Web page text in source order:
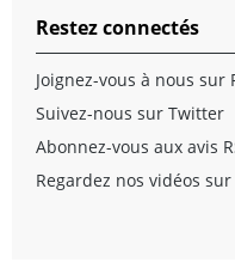
Restez connectés
Joignez-vous à nous sur
Suivez-nous sur Twitter
Abonnez-vous aux avis
Regardez nos vidéos